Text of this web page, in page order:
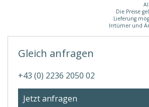
Die Preise
Lieferung
Irrtümer und
Gleich anfragen
+43 (0) 2236 2050 02
Jetzt anfragen